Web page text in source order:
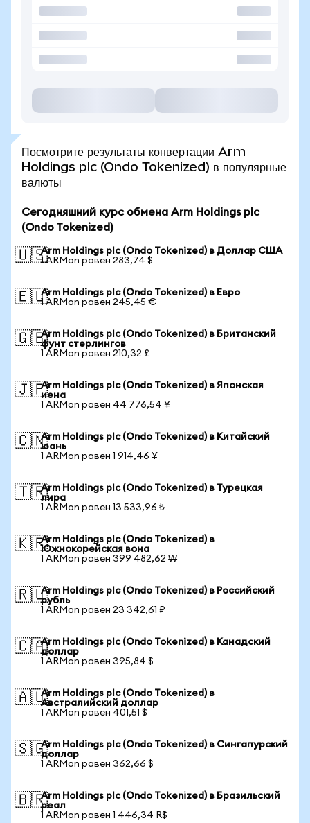
Посмотрите результаты конвертации Arm
Holdings plc (Ondo Tokenized) в популярные
валюты
Сегодняшний курс обмена Arm Holdings plc
(Ondo Tokenized)
🇺🇸Arm Holdings plc (Ondo Tokenized) в Доллар США
1 ARMon равен 283,74 $
🇪🇺Arm Holdings plc (Ondo Tokenized) в Евро
1 ARMon равен 245,45 €
🇬🇧Arm Holdings plc (Ondo Tokenized) в Британский
фунт стерлингов
1 ARMon равен 210,32 £
🇯🇵Arm Holdings plc (Ondo Tokenized) в Японская
иена
1 ARMon равен 44 776,54 ¥
🇨🇳Arm Holdings plc (Ondo Tokenized) в Китайский
юань
1 ARMon равен 1 914,46 ¥
🇹🇷Arm Holdings plc (Ondo Tokenized) в Турецкая
лира
1 ARMon равен 13 533,96 ₺
🇰🇷Arm Holdings plc (Ondo Tokenized) в
Южнокорейская вона
1 ARMon равен 399 482,62 ₩
🇷🇺Arm Holdings plc (Ondo Tokenized) в Российский
рубль
1 ARMon равен 23 342,61 ₽
🇨🇦Arm Holdings plc (Ondo Tokenized) в Канадский
доллар
1 ARMon равен 395,84 $
🇦🇺Arm Holdings plc (Ondo Tokenized) в
Австралийский доллар
1 ARMon равен 401,51 $
🇸🇬Arm Holdings plc (Ondo Tokenized) в Сингапурский
доллар
1 ARMon равен 362,66 $
🇧🇷Arm Holdings plc (Ondo Tokenized) в Бразильский
реал
1 ARMon равен 1 446,34 R$